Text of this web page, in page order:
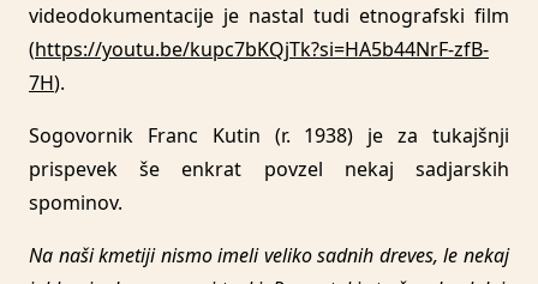
videodokumentacije je nastal tudi etnografski film
(https://youtu.be/kupc7bKQjTk?si=HA5b44NrF-zfB-
7H).
Sogovornik Franc Kutin (r. 1938) je za tukajšnji
prispevek še enkrat povzel nekaj sadjarskih
spominov.
Na naši kmetiji nismo imeli veliko sadnih dreves, le nekaj